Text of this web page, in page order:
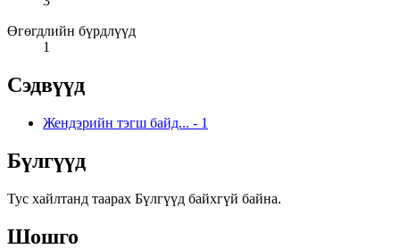
Өгөгдлийн бүрдлүүд
1
Сэдвүүд
Жендэрийн тэгш байд... - 1
Бүлгүүд
Тус хайлтанд таарах Бүлгүүд байхгүй байна.
Шошго